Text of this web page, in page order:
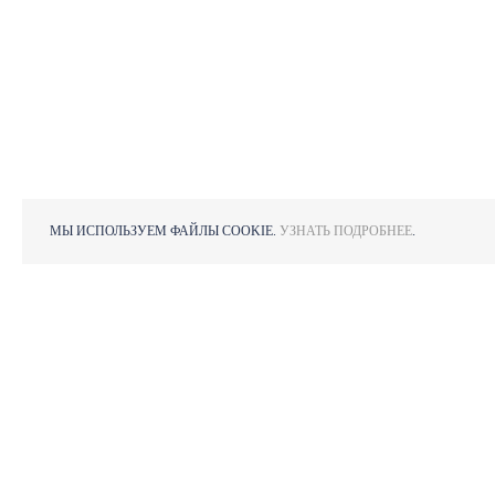
МЫ ИСПОЛЬЗУЕМ ФАЙЛЫ COOKIE. УЗНАТЬ ПОДРОБНЕЕ.